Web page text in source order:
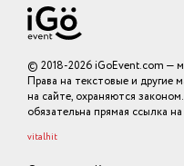
© 2018-2026 iGoEvent.com —
Права на текстовые и другие
на сайте, охраняются
обязательна прямая ссылка
vitalhit